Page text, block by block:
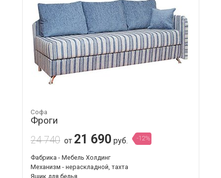
Софа
Фроги
24 740 от 21 690 руб. -12%
Фабрика - Мебель Холдинг
Механизм - нераскладной, тахта
Ящик для белья